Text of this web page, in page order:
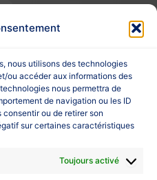
nous utilisons des technologies
ou accéder aux informations des
nous permettra de
de navigation ou les ID
ou de retirer son
sur certaines caractéristiques
Toujours activé
environnemental
peut aussi être
les principes de
dans tous nos
Cela passe par
parc informatique, la
et la mise en
performance digitale et